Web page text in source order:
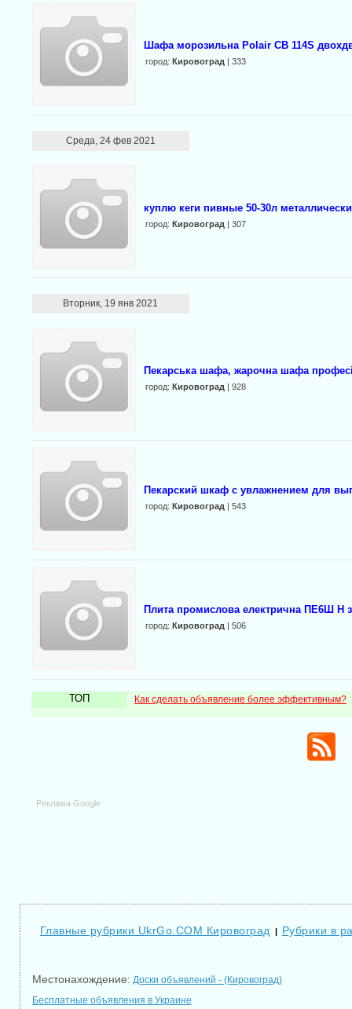
Шафа морозильна Polair CB 114S
город: Кировоград | 333
Среда, 24 фев 2021
куплю кеги пивные 50-30л
город: Кировоград | 307
Вторник, 19 янв 2021
Пекарська шафа, жарочна шафа
город: Кировоград | 928
Пекарский шкаф с увлажнением для
город: Кировоград | 543
Плита промислова електрична ПЕ6Ш Н
город: Кировоград | 506
ТОП Как сделать объявление более эффективным?
Реклама Google
Главные рубрики UkrGo.COM Кировоград | Рубрики в
Местонахождение: Доски объявлений - (Кировоград)
Бесплатные объявления в Украине